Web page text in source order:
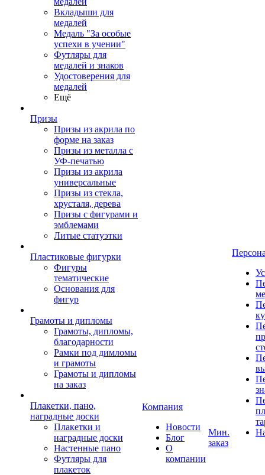
Вкладыши для
медалей
Медаль "За особые
успехи в учении"
Футляры для
медалей и знаков
Удостоверения для
медалей
Ещё
Призы
Призы из акрила по
форме на заказ
Призы из металла с
УФ-печатью
Призы из акрила
универсальные
Призы из стекла,
хрусталя, дерева
Призы с фигурами и
эмблемами
Литые статуэтки
Пластиковые фигурки
Фигуры
тематические
Основания для
фигур
Грамоты и дипломы
Грамоты, дипломы,
благодарности
Рамки под димломы
и грамоты
Грамоты и дипломы
на заказ
Плакетки, пано,
наградные доски
Плакетки и
наградные доски
Настенные пано
Футляры для
плакеток
Компания
Новости
Блог
О
компании
Мин.
заказ